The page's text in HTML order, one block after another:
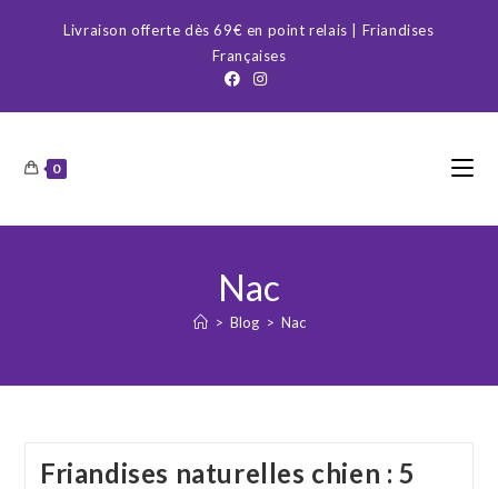
Livraison offerte dès 69€ en point relais | Friandises
Françaises
0
Nac
> Blog > Nac
Friandises naturelles chien : 5